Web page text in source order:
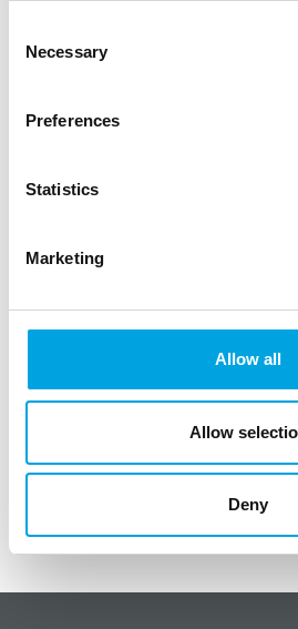
Selection
Necessary
Preferences
Statistics
Marketing
Allow all
Allow
Deny
Punaiset makeisvuoat, 180
EAN: 8024622079420
Kuvaus
Kauniit makeisvuoat / mini-
väri metallinhohto punainen
yhden vuoan koko noin
maksimi paistolämpötila
Lisätiedot